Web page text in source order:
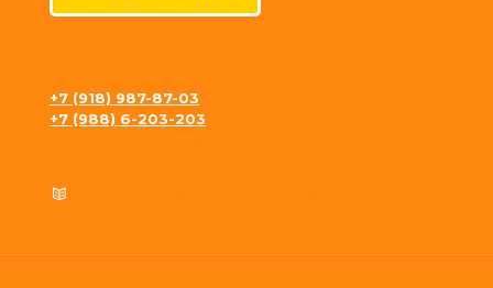
+7 (918) 987-87-03
+7 (988) 6-203-203